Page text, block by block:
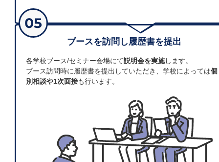
ブースを訪問し履歴書を提出
各学校ブース/セミナー会場にて説明会を実施します。
ブース訪問時に履歴書を提出していただき、学校によっては個
別相談や1次面接も行います。